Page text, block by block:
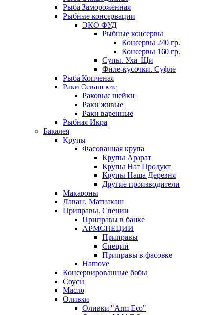
Рыба Замороженная
Рыбные консервации
ЭКО ФУД
Рыбные консервы
Консервы 240 гр.
Консервы 160 гр.
Супы. Уха. Щи
Филе-кусочки. Суфле
Рыба Копченая
Раки Севанские
Раковые шейки
Раки живые
Раки варенные
Рыбная Икра
Бакалея
Крупы
Фасованная крупа
Крупы Арарат
Крупы Нат Продукт
Крупы Наша Деревня
Другие производители
Макароны
Лаваш. Матнакаш
Приправы. Специи
Приправы в банке
АРМСПЕЦИИ
Приправы
Специи
Приправы в фасовке
Hamove
Консервированные бобы
Соусы
Масло
Оливки
Оливки "Arm Eco"